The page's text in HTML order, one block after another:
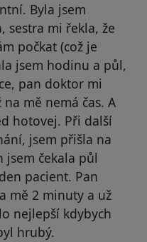
Byla jsem
sestra mi řekla, že
počkat (což je
jsem hodinu a půl,
pan doktor mi
mě nemá čas. A
hotovej. Při další
jsem přišla na
čekala půl
pacient. Pan
mě 2 minuty a už
nejlepší kdybych
hrubý.